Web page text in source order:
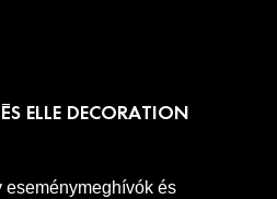
ELLE DECORATION
eseménymeghívók és